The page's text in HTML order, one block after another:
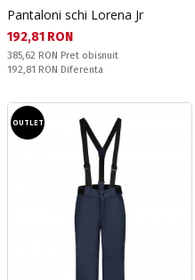
Pantaloni schi Lorena Jr
Текуща цена:
192,81 RON
Pret obisnuit:
385,62 RON Pret obisnuit
Спестявате:
192,81 RON Diferenta
OUTLET